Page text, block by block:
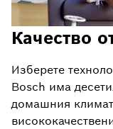
Качество
Изберете
Bosch има
домашния